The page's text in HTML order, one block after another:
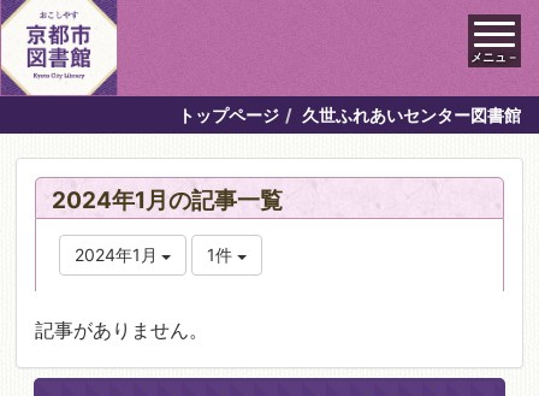
メニュ－
トップページ 久世ふれあいセンター図書館
2024年1月の記事一覧
2024年1月 1件
記事がありません。